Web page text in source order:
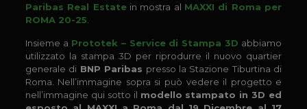
Paribas Real Estatein mostra al MAXXI di Roma per
ROMA 20-25
Insieme a Prototek – Service di Stampa 3D abbiamo
utilizzato la stampa 3D per riprodurre il nuovo quartier
generale di BNP Paribas presso la Stazione Tiburtina di
Roma. Nell’immagine sopra si può vedere il progetto e
nell’immagine qui sotto il modello stampato in 3D ed